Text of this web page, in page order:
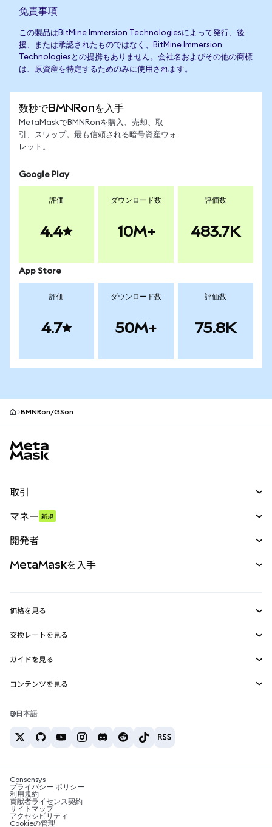
免責事項
この製品はBitMine Immersion Technologiesによって発行、後
援、または承認されたものではなく、BitMine Immersion
Technologiesとの提携もありません。会社名およびその他の商標
は、原資産を特定するためのみに使用されます。
数秒でBMNRonを入手
MetaMaskでBMNRonを購入、売却、取
引、スワップ。最も信頼される暗号資産ウォ
レット。
Google Play
評価
4.4
ダウンロード数
10M+
評価数
483.7K
App Store
評価
4.7
ダウンロード数
50M+
評価数
75.8K
BMNRon/GSon
取引
パーペチュアル
RWA
マネー 新規
開発者
MetaMask Connect
Snaps
Web3サービス
MetaMaskを入手
セキュリティ
サポート
キャリア
お問い合わせ
価格を見る
イーサリアムの価格
Solanaの価格
Tetherの価格
交換レートを見る
ETH→USD
USDT→INR
BTC→INR
ETH→USDT
ガイドを見る
ETHの購入
USDTの購入
SHIBの購入
BNBの購入
コンテンツを見る
Solanaウォレット
税制関連ニュース
暗号資産の購入方法は？
ビットコインを売るには？
日本語
Consensys
プライバシー ポリシー
利用規約
貢献者ライセンス契約
サイトマップ
アクセシビリティ
Cookieの管理